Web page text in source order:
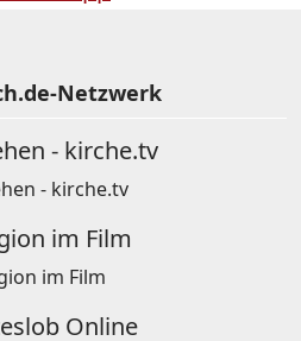
Netzwerk
- kirche.tv
im Film